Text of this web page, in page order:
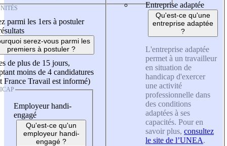
parmi les 1ers à postuler
serez-vous parmi les
premiers à postuler ?
de plus de 15 jours,
moins de 4 candidatures
France Travail est informé)
Employeur handi-
engagé
Qu'est-ce qu'un
employeur handi-
engagé ?
Entreprise adaptée
Qu'est-ce qu'une
entreprise adaptée
?
L'entreprise adaptée
permet à un travailleur
en situation de
handicap d'exercer
une activité
professionnelle dans
des conditions
adaptées à ses
capacités. Pour en
savoir plus, consultez
le site de l’UNEA.